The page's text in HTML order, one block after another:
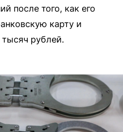
после того, как его
карту и
рублей.